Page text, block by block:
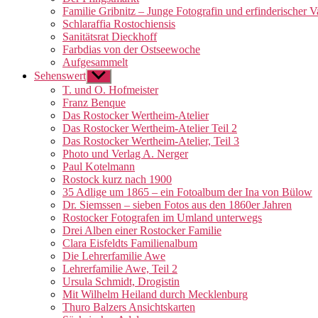
Familie Gribnitz – Junge Fotografin und erfinderischer
Schlaraffia Rostochiensis
Sanitätsrat Dieckhoff
Farbdias von der Ostseewoche
Aufgesammelt
Sehenswert Untermenü
anzeigen
T. und O. Hofmeister
Franz Benque
Das Rostocker Wertheim-Atelier
Das Rostocker Wertheim-Atelier Teil 2
Das Rostocker Wertheim-Atelier, Teil 3
Photo und Verlag A. Nerger
Paul Kotelmann
Rostock kurz nach 1900
35 Adlige um 1865 – ein Fotoalbum der Ina von Bülow
Dr. Siemssen – sieben Fotos aus den 1860er Jahren
Rostocker Fotografen im Umland unterwegs
Drei Alben einer Rostocker Familie
Clara Eisfeldts Familienalbum
Die Lehrerfamilie Awe
Lehrerfamilie Awe, Teil 2
Ursula Schmidt, Drogistin
Mit Wilhelm Heiland durch Mecklenburg
Thuro Balzers Ansichtskarten